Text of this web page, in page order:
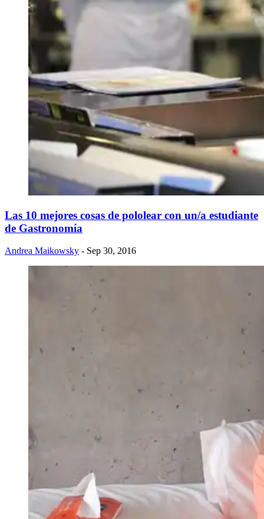
Las 10 mejores cosas de pololear con un/a estudiante
de Gastronomía
Andrea Maikowsky - Sep 30, 2016